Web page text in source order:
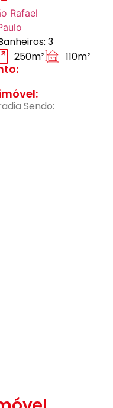
Rafael
3
250m² 110m²
Sendo: